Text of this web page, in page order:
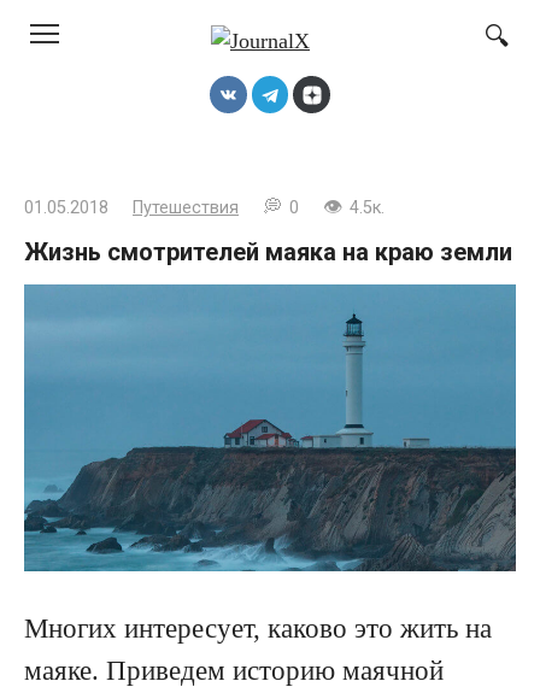
01.05.2018 Путешествия 0 4.5к.
Жизнь смотрителей маяка на краю земли
Многих интересует, каково это жить на
маяке. Приведем историю маячной